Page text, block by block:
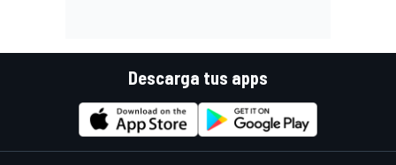
Descarga tus apps